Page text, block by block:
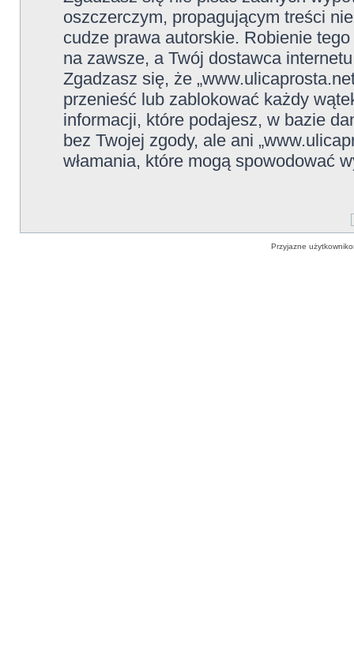
oszczerczym, propagującym treści
cudze prawa autorskie. Robienie
na zawsze, a Twój dostawca
Zgadzasz się, że
przenieść lub zablokować każdy
informacji, które podajesz, w bazie
bez Twojej zgody, ale ani
włamania, które mogą spowodować
Przyjazne